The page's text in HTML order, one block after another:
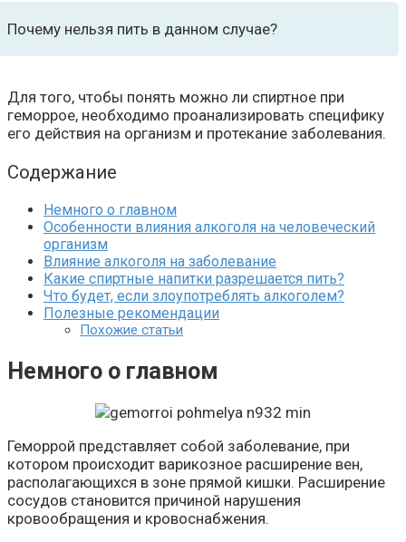
Почему нельзя пить в данном случае?
Для того, чтобы понять можно ли спиртное при
геморрое, необходимо проанализировать специфику
его действия на организм и протекание заболевания.
Содержание
Немного о главном
Особенности влияния алкоголя на человеческий
организм
Влияние алкоголя на заболевание
Какие спиртные напитки разрешается пить?
Что будет, если злоупотреблять алкоголем?
Полезные рекомендации
Похожие статьи
Немного о главном
Геморрой представляет собой заболевание, при
котором происходит варикозное расширение вен,
располагающихся в зоне прямой кишки. Расширение
сосудов становится причиной нарушения
кровообращения и кровоснабжения.